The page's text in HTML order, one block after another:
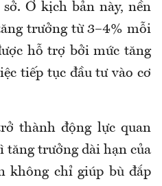
Ở kịch bản này, nền
trưởng từ 3–4% mỗi
hỗ trợ bởi mức tăng
tiếp tục đầu tư vào cơ
thành động lực quan
tăng trưởng dài hạn của
không chỉ giúp bù đắp